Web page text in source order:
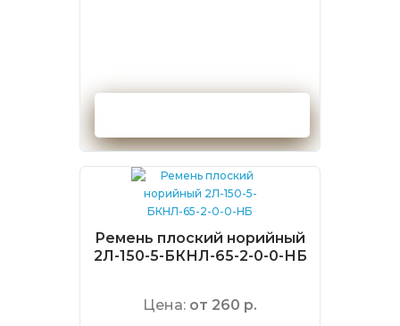
Ремень плоский норийный
2Л-150-5-БКНЛ-65-2-0-0-НБ
Цена: от 260 р.